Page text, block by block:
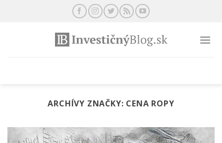
ARCHÍVY ZNAČKY: CENA ROPY